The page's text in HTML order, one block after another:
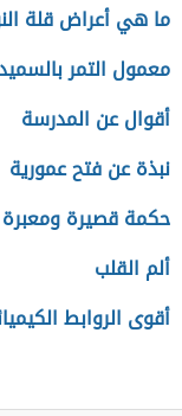
ما هي أعراض قلة
معمول التمر
أقوال عن المدرسة
نبذة عن فتح عمورية
حكمة قصيرة ومعبرة
ألم القلب
أقوى الروابط